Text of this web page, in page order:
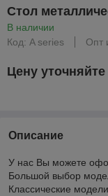
Стол
В наличии
Код: A series
Опт
Цену уточняйте
Описание
У нас Вы можете
Большой выбор
Классические